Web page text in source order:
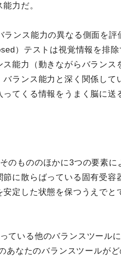
力だ。
ンス能力の異なる側面を評
）テストは視覚情報を排
能力（動きながらバランス
ランス能力と深く関係して
てくる情報をうまく脳に送
のもののほかに3つの要素に
に散らばっている固有受容
定した状態を保つうえでと
ている他のバランスツール
あなたのバランスツールが